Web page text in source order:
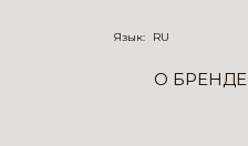
Язык: RU
О БРЕНДЕ